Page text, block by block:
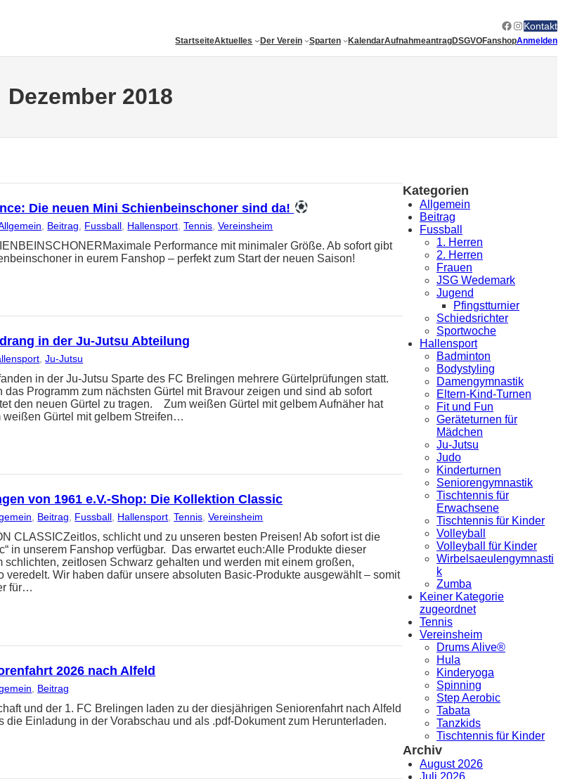
Facebook
Instagram
Kontakt
StartseiteAktuelles Der Verein Sparten KalendarAufnahmeantragDSGVOFanshopAnmelden
Dezember 2018
Die neuen Mini Schienbeinschoner sind da!
Beitrag Fussball Hallensport , Tennis , Vereinsheim
Performance mit minimaler Größe. Ab sofort gibt
in eurem Fanshop – perfekt zum Start der neuen Saison!
in der Ju-Jutsu Abteilung
, Ju-Jutsu
in der Ju-Jutsu Sparte des FC Brelingen mehrere Gürtelprüfungen statt.
Programm zum nächsten Gürtel mit Bravour zeigen und sind ab sofort
den neuen Gürtel zu tragen. Zum weißen Gürtel mit gelbem Aufnäher hat
Gürtel mit gelbem Streifen…
von 1961 e.V.-Shop: Die Kollektion Classic
, Beitrag, Fussball, Hallensport, Tennis, Vereinsheim
CLASSICZeitlos, schlicht und zu unseren besten Preisen! Ab sofort ist die
in unserem Fanshop verfügbar. Das erwartet euch:Alle Produkte dieser
schlichten, zeitlosen Schwarz gehalten und werden mit einem großen,
veredelt. Wir haben dafür unsere absoluten Basic-Produkte ausgewählt – somit
für…
2026 nach Alfeld
Beitrag
und der 1. FC Brelingen laden zu der diesjährigen Seniorenfahrt nach Alfeld
die Einladung in der Vorabschau und als .pdf-Dokument zum Herunterladen.
Kategorien
Allgemein
Beitrag
Fussball
1. Herren
2. Herren
Frauen
JSG Wedemark
Jugend
Pfingstturnier
Schiedsrichter
Sportwoche
Hallensport
Badminton
Bodystyling
Damengymnastik
Eltern-Kind-Turnen
Fit und Fun
Geräteturnen für
Mädchen
Ju-Jutsu
Judo
Kinderturnen
Seniorengymnastik
Tischtennis für
Erwachsene
Tischtennis für Kinder
Volleyball
Volleyball für Kinder
Wirbelsaeulengymnasti
k
Zumba
Keiner Kategorie
zugeordnet
Tennis
Vereinsheim
Drums Alive®
Hula
Kinderyoga
Spinning
Step Aerobic
Tabata
Tanzkids
Tischtennis für Kinder
Archiv
August 2026
Juli 2026